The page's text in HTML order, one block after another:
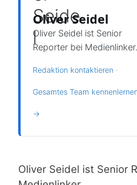
Oliver Seidel
Oliver Seidel ist Senior
Reporter bei Medienlinker.
Redaktion kontaktieren ·
Gesamtes Team
→
Oliver Seidel ist Senior